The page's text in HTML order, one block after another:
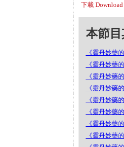
下載 Download
本節目
《靈丹妙藥
《靈丹妙藥
《靈丹妙藥
《靈丹妙藥
《靈丹妙藥
《靈丹妙藥
《靈丹妙藥
《靈丹妙藥